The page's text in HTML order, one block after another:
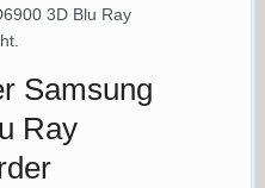
3D Blu Ray
Samsung
Ray